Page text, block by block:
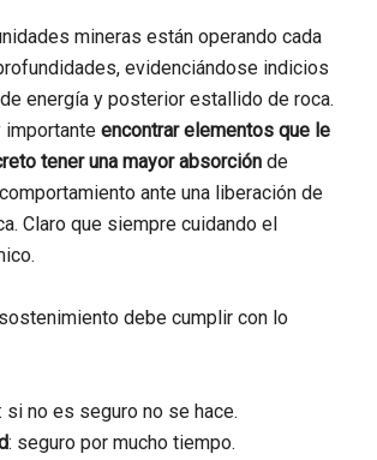
mineras están operando cada
evidenciándose indicios
energía y posterior estallido de roca.
importanteencontrar elementos que le
tener una mayor absorción de
ante una liberación de
Claro que siempre cuidando el
debe cumplir con lo
: si no es seguro no se hace.
: seguro por mucho tiempo.